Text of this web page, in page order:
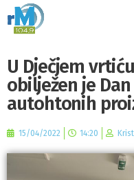
U Dječjem
obilježen je
autohtonih
15/04/2022 14:20